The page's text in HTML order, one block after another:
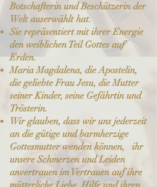
Botschafterin und Beschützerin der
Welt auserwählt hat.
Sie repräsentiert mit ihrer Energie
den weiblichen Teil Gottes auf
Erden.
Maria Magdalena, die Apostelin,
die geliebte Frau Jesu, die Mutter
seiner Kinder, seine Gefährtin und
Trösterin.
Wir glauben, dass wir uns jederzeit
an die gütige und barmherzige
Gottesmutter wenden können, ihr
unsere Schmerzen und Leiden
anvertrauen im Vertrauen auf ihre